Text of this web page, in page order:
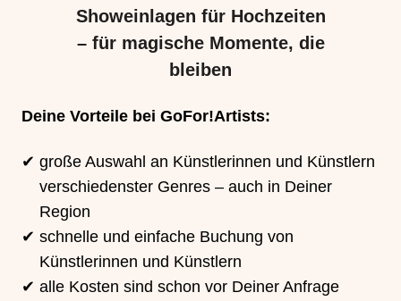
Showeinlagen für Hochzeiten
– für magische Momente, die
bleiben
Deine Vorteile bei GoFor!Artists:
große Auswahl an Künstlerinnen und Künstlern
verschiedenster Genres – auch in Deiner
Region
schnelle und einfache Buchung von
Künstlerinnen und Künstlern
alle Kosten sind schon vor Deiner Anfrage